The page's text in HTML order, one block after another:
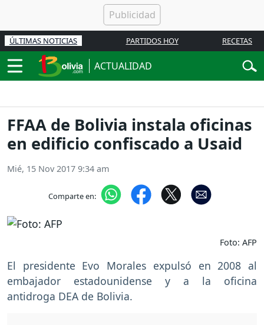
ÚLTIMAS NOTICIAS PARTIDOS HOY RECETAS
ACTUALIDAD
FFAA de Bolivia instala oficinas
en edificio confiscado a Usaid
Mié, 15 Nov 2017 9:34 am
Comparte en:
Foto: AFP
El presidente Evo Morales expulsó en 2008 al
embajador estadounidense y a la oficina
antidroga DEA de Bolivia.